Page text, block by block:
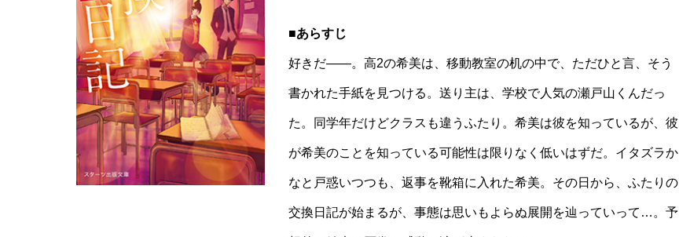
■あらすじ
好きだ――。高2の希美は、移動教室の机の中で、ただひと言、そう
書かれた手紙を見つける。送り主は、学校で人気の瀬戸山くんだっ
た。同学年だけどクラスも違うふたり。希美は彼を知っているが、彼
が希美のことを知っている可能性は限りなく低いはずだ。イタズラか
なと戸惑いつつも、返事を靴箱に入れた希美。その日から、ふたりの
交換日記が始まるが、事態は思いもよらぬ展開を辿っていって…。予